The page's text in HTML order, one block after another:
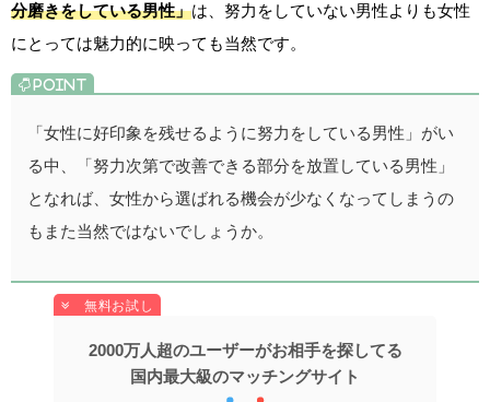
分磨きをしている男性」は、努力をしていない男性よりも女性
にとっては魅力的に映っても当然です。
「女性に好印象を残せるように努力をしている男性」がい
る中、「努力次第で改善できる部分を放置している男性」
となれば、女性から選ばれる機会が少なくなってしまうの
もまた当然ではないでしょうか。
2000万人超のユーザーがお相手を探してる
国内最大級のマッチングサイト